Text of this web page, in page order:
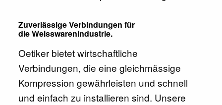
Zuverlässige Verbindungen für
die Weisswarenindustrie.
Oetiker bietet wirtschaftliche
Verbindungen, die eine gleichmässige
Kompression gewährleisten und schnell
und einfach zu installieren sind. Unsere